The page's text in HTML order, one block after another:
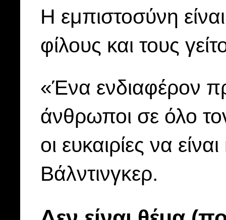
Η εμπιστοσύνη
φίλους και τους
«Ένα ενδιαφέρον
άνθρωποι σε όλο
οι ευκαιρίες να
Βάλντινγκερ.